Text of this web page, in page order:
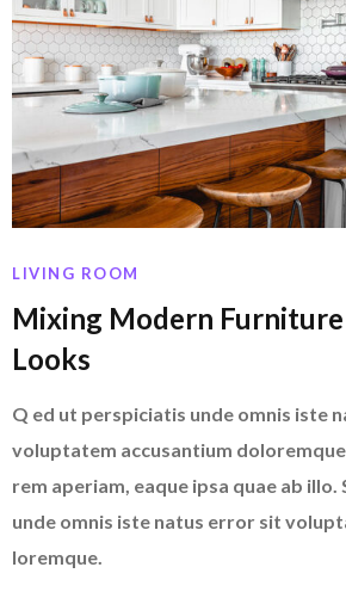
LIVING ROOM
Mixing Modern
Looks
Q ed ut perspiciatis unde omnis iste
voluptatem accusantium
rem aperiam, eaque ipsa quae ab
unde omnis iste natus error sit
loremque.